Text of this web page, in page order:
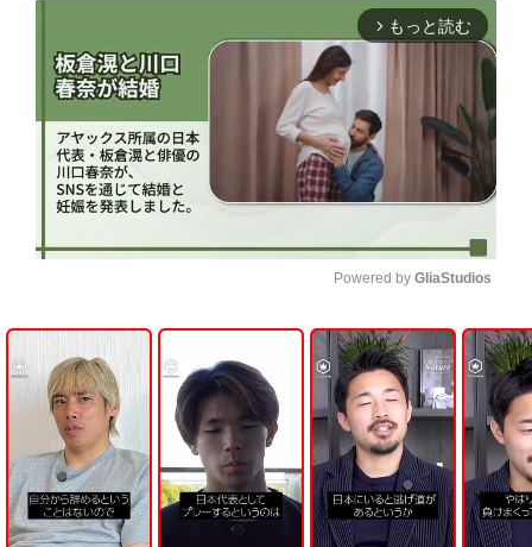
arrow_forward_ios もっと読む
U
n
m
u
t
e
Powered by GliaStudios